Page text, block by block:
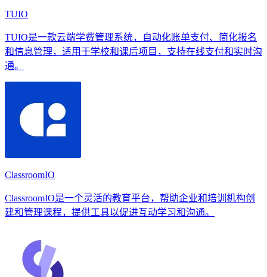
TUIO
TUIO是一款云端学费管理系统，自动化账单支付、简化报名
和信息管理，适用于学校和课后项目，支持在线支付和实时沟
通。
ClassroomIO
ClassroomIO是一个灵活的教育平台，帮助企业和培训机构创
建和管理课程，提供工具以促进互动学习和沟通。